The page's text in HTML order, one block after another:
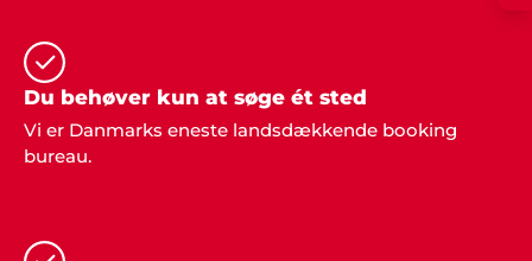
Tonny & Line, Viborg
"Vi traf den rigtige beslutning, da vi kontaktede jer
Du behøver kun at søge ét sted
Vi er Danmarks eneste landsdækkende booking
bureau.